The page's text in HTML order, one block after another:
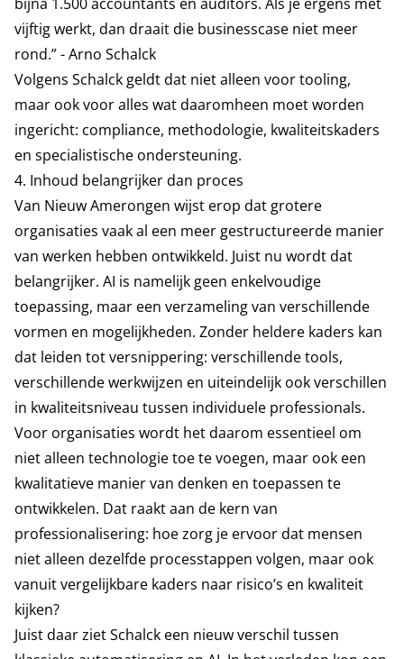
vijftig werkt, dan draait die businesscase niet meer
rond.” - Arno Schalck
Volgens Schalck geldt dat niet alleen voor tooling,
maar ook voor alles wat daaromheen moet worden
ingericht: compliance, methodologie, kwaliteitskaders
en specialistische ondersteuning.
4. Inhoud belangrijker dan proces
Van Nieuw Amerongen wijst erop dat grotere
organisaties vaak al een meer gestructureerde manier
van werken hebben ontwikkeld. Juist nu wordt dat
belangrijker. AI is namelijk geen enkelvoudige
toepassing, maar een verzameling van verschillende
vormen en mogelijkheden. Zonder heldere kaders kan
dat leiden tot versnippering: verschillende tools,
verschillende werkwijzen en uiteindelijk ook verschillen
in kwaliteitsniveau tussen individuele professionals.
Voor organisaties wordt het daarom essentieel om
niet alleen technologie toe te voegen, maar ook een
kwalitatieve manier van denken en toepassen te
ontwikkelen. Dat raakt aan de kern van
professionalisering: hoe zorg je ervoor dat mensen
niet alleen dezelfde processtappen volgen, maar ook
vanuit vergelijkbare kaders naar risico’s en kwaliteit
kijken?
Juist daar ziet Schalck een nieuw verschil tussen